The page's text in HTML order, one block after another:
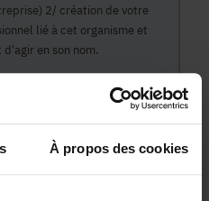
À propos des cookies
2/ création de votre
lié à cet organisme et
en son nom.